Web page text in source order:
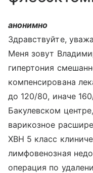
анонимно
Здравствуйте,
Меня зовут
гипертония
компенсирована
до 120/80, иначе
Бакулевском
варикозное
ХВН 5 класс
лимфовенозная
операция по